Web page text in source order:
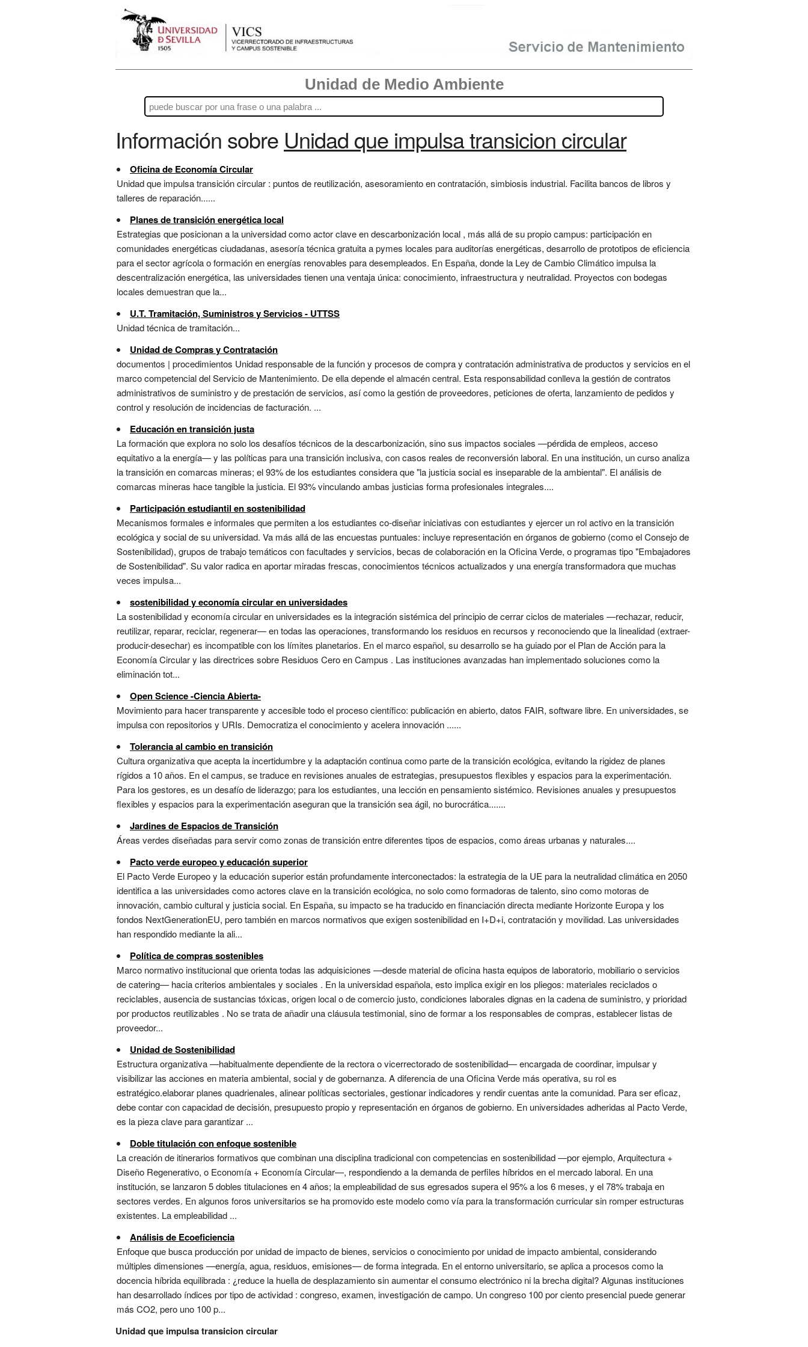
Unidad de Medio Ambiente
Información sobre Unidad que impulsa transicion circular
Oficina de Economía Circular
Unidad que impulsa transición circular : puntos de reutilización, asesoramiento en contratación, simbiosis industrial. Facilita bancos de libros y
talleres de reparación......
Planes de transición energética local
Estrategias que posicionan a la universidad como actor clave en descarbonización local , más allá de su propio campus: participación en
comunidades energéticas ciudadanas, asesoría técnica gratuita a pymes locales para auditorías energéticas, desarrollo de prototipos de eficiencia
para el sector agrícola o formación en energías renovables para desempleados. En España, donde la Ley de Cambio Climático impulsa la
descentralización energética, las universidades tienen una ventaja única: conocimiento, infraestructura y neutralidad. Proyectos con bodegas
locales demuestran que la...
U.T. Tramitación, Suministros y Servicios - UTTSS
Unidad técnica de tramitación...
Unidad de Compras y Contratación
documentos | procedimientos Unidad responsable de la función y procesos de compra y contratación administrativa de productos y servicios en el
marco competencial del Servicio de Mantenimiento. De ella depende el almacén central. Esta responsabilidad conlleva la gestión de contratos
administrativos de suministro y de prestación de servicios, así como la gestión de proveedores, peticiones de oferta, lanzamiento de pedidos y
control y resolución de incidencias de facturación. ...
Educación en transición justa
La formación que explora no solo los desafíos técnicos de la descarbonización, sino sus impactos sociales —pérdida de empleos, acceso
equitativo a la energía— y las políticas para una transición inclusiva, con casos reales de reconversión laboral. En una institución, un curso analiza
la transición en comarcas mineras; el 93% de los estudiantes considera que "la justicia social es inseparable de la ambiental". El análisis de
comarcas mineras hace tangible la justicia. El 93% vinculando ambas justicias forma profesionales integrales....
Participación estudiantil en sostenibilidad
Mecanismos formales e informales que permiten a los estudiantes co-diseñar iniciativas con estudiantes y ejercer un rol activo en la transición
ecológica y social de su universidad. Va más allá de las encuestas puntuales: incluye representación en órganos de gobierno (como el Consejo de
Sostenibilidad), grupos de trabajo temáticos con facultades y servicios, becas de colaboración en la Oficina Verde, o programas tipo "Embajadores
de Sostenibilidad". Su valor radica en aportar miradas frescas, conocimientos técnicos actualizados y una energía transformadora que muchas
veces impulsa...
sostenibilidad y economía circular en universidades
La sostenibilidad y economía circular en universidades es la integración sistémica del principio de cerrar ciclos de materiales —rechazar, reducir,
reutilizar, reparar, reciclar, regenerar— en todas las operaciones, transformando los residuos en recursos y reconociendo que la linealidad (extraer-
producir-desechar) es incompatible con los límites planetarios. En el marco español, su desarrollo se ha guiado por el Plan de Acción para la
Economía Circular y las directrices sobre Residuos Cero en Campus . Las instituciones avanzadas han implementado soluciones como la
eliminación tot...
Open Science -Ciencia Abierta-
Movimiento para hacer transparente y accesible todo el proceso científico: publicación en abierto, datos FAIR, software libre. En universidades, se
impulsa con repositorios y URIs. Democratiza el conocimiento y acelera innovación ......
Tolerancia al cambio en transición
Cultura organizativa que acepta la incertidumbre y la adaptación continua como parte de la transición ecológica, evitando la rigidez de planes
rígidos a 10 años. En el campus, se traduce en revisiones anuales de estrategias, presupuestos flexibles y espacios para la experimentación.
Para los gestores, es un desafío de liderazgo; para los estudiantes, una lección en pensamiento sistémico. Revisiones anuales y presupuestos
flexibles y espacios para la experimentación aseguran que la transición sea ágil, no burocrática.......
Jardines de Espacios de Transición
Áreas verdes diseñadas para servir como zonas de transición entre diferentes tipos de espacios, como áreas urbanas y naturales....
Pacto verde europeo y educación superior
El Pacto Verde Europeo y la educación superior están profundamente interconectados: la estrategia de la UE para la neutralidad climática en 2050
identifica a las universidades como actores clave en la transición ecológica, no solo como formadoras de talento, sino como motoras de
innovación, cambio cultural y justicia social. En España, su impacto se ha traducido en financiación directa mediante Horizonte Europa y los
fondos NextGenerationEU, pero también en marcos normativos que exigen sostenibilidad en I+D+i, contratación y movilidad. Las universidades
han respondido mediante la ali...
Política de compras sostenibles
Marco normativo institucional que orienta todas las adquisiciones —desde material de oficina hasta equipos de laboratorio, mobiliario o servicios
de catering— hacia criterios ambientales y sociales . En la universidad española, esto implica exigir en los pliegos: materiales reciclados o
reciclables, ausencia de sustancias tóxicas, origen local o de comercio justo, condiciones laborales dignas en la cadena de suministro, y prioridad
por productos reutilizables . No se trata de añadir una cláusula testimonial, sino de formar a los responsables de compras, establecer listas de
proveedor...
Unidad de Sostenibilidad
Estructura organizativa —habitualmente dependiente de la rectora o vicerrectorado de sostenibilidad— encargada de coordinar, impulsar y
visibilizar las acciones en materia ambiental, social y de gobernanza. A diferencia de una Oficina Verde más operativa, su rol es
estratégico.elaborar planes quadrienales, alinear políticas sectoriales, gestionar indicadores y rendir cuentas ante la comunidad. Para ser eficaz,
debe contar con capacidad de decisión, presupuesto propio y representación en órganos de gobierno. En universidades adheridas al Pacto Verde,
es la pieza clave para garantizar ...
Doble titulación con enfoque sostenible
La creación de itinerarios formativos que combinan una disciplina tradicional con competencias en sostenibilidad —por ejemplo, Arquitectura +
Diseño Regenerativo, o Economía + Economía Circular—, respondiendo a la demanda de perfiles híbridos en el mercado laboral. En una
institución, se lanzaron 5 dobles titulaciones en 4 años; la empleabilidad de sus egresados supera el 95% a los 6 meses, y el 78% trabaja en
sectores verdes. En algunos foros universitarios se ha promovido este modelo como vía para la transformación curricular sin romper estructuras
existentes. La empleabilidad ...
Análisis de Ecoeficiencia
Enfoque que busca producción por unidad de impacto de bienes, servicios o conocimiento por unidad de impacto ambiental, considerando
múltiples dimensiones —energía, agua, residuos, emisiones— de forma integrada. En el entorno universitario, se aplica a procesos como la
docencia híbrida equilibrada : ¿reduce la huella de desplazamiento sin aumentar el consumo electrónico ni la brecha digital? Algunas instituciones
han desarrollado índices por tipo de actividad : congreso, examen, investigación de campo. Un congreso 100 por ciento presencial puede generar
más CO2, pero uno 100 p...
Unidad que impulsa transicion circular